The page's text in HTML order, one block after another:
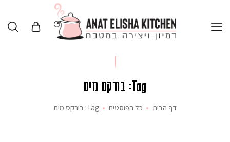
Tag: בורקס מים
דף הבית כל הפוסטים Tag: בורקס מים